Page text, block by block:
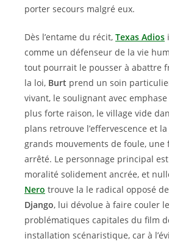
porter secours malgré eux.
Dès l’entame du récit, Texas Adios
comme un défenseur de la vie
tout pourrait le pousser à abattre
la loi, Burt prend un soin
vivant, le soulignant avec
plus forte raison, le village vide
plans retrouve l’effervescence et
grands mouvements de foule, une
arrêté. Le personnage principal
moralité solidement ancrée, et
Nero trouve la le radical opposé
Django, lui dévolue à faire couler le
problématiques capitales du film
installation scénaristique, car à